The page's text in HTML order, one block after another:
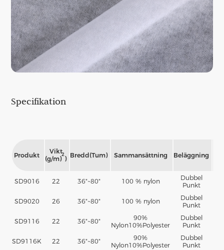
Specifikation
Produkt
Vikt
(g/m)
2
) Bredd(Tum) Sammansättning Beläggning
SD9016 22 36"~80" 100 % nylon
Dubbel
Punkt
SD9020 26 36"~80" 100 % nylon
Dubbel
Punkt
SD9116 22 36"~80"
90%
Nylon10%Polyester
Dubbel
Punkt
SD9116K 22 36"~80"
90%
Nylon10%Polyester
Dubbel
Punkt